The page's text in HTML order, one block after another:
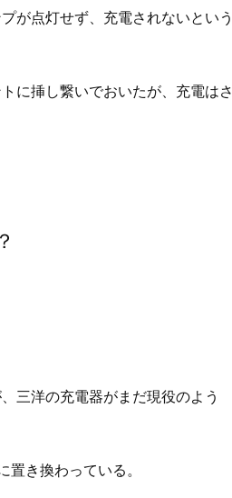
が点灯せず、充電されないという
に挿し繋いでおいたが、充電はさ
三洋の充電器がまだ現役のよう
き換わっている。